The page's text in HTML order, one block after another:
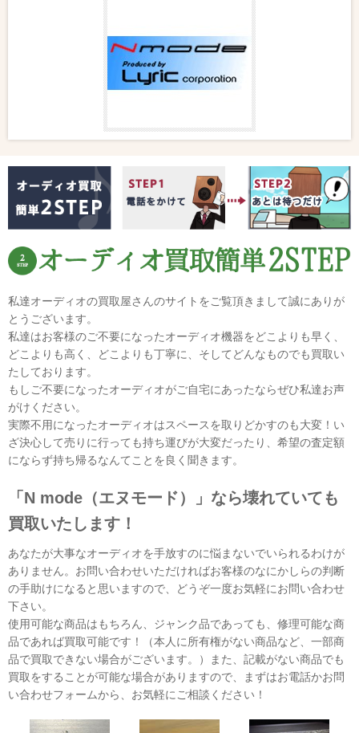
私達オーディオの買取屋さんのサイトをご覧頂きまして誠にありが
とうございます。
私達はお客様のご不要になったオーディオ機器をどこよりも早く、
どこよりも高く、どこよりも丁寧に、そしてどんなものでも買取い
たしております。
もしご不要になったオーディオがご自宅にあったならぜひ私達お声
がけください。
実際不用になったオーディオはスペースを取りどかすのも大変！い
ざ決心して売りに行っても持ち運びが大変だったり、希望の査定額
にならず持ち帰るなんてことを良く聞きます。
「N mode（エヌモード）」なら壊れていても
買取いたします！
あなたが大事なオーディオを手放すのに悩まないでいられるわけが
ありません。お問い合わせいただければお客様のなにかしらの判断
の手助けになると思いますので、どうぞ一度お気軽にお問い合わせ
下さい。
使用可能な商品はもちろん、ジャンク品であっても、修理可能な商
品であれば買取可能です！（本人に所有権がない商品など、一部商
品で買取できない場合がございます。）また、記載がない商品でも
買取をすることが可能な場合がありますので、まずはお電話かお問
い合わせフォームから、お気軽にご相談ください！